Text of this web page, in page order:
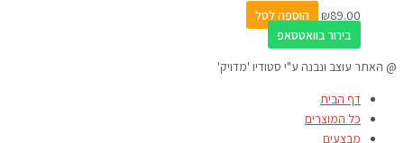
₪89.00
הוספה לסל
בירור בוואטסאפ
@ האתר עוצב ונבנה ע"י סטודיו 'מדויק'
דף הבית
כל המוצרים
מבצעים